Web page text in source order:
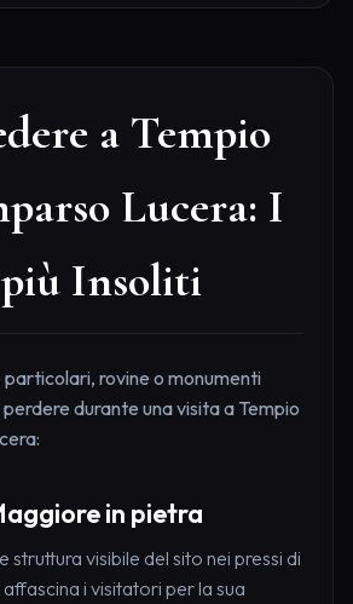
a Tempio
Lucera: I
Insoliti
particolari, rovine o monumenti
durante una visita a Tempio
in pietra
struttura visibile del sito nei pressi di
i visitatori per la sua